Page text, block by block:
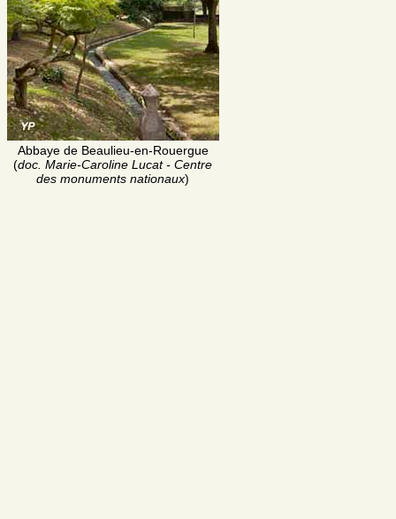
Abbaye de Beaulieu-en-Rouergue
(doc. Marie-Caroline Lucat - Centre
des monuments nationaux)